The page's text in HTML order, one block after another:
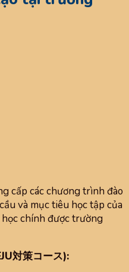
cấp các chương trình đào
và mục tiêu học tập của
học chính được trường
対策コース):